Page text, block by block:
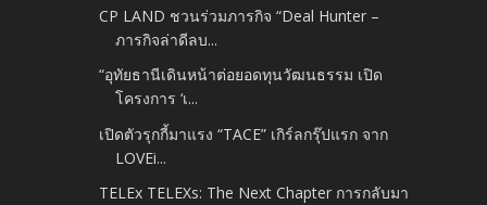
CP LAND ชวนร่วมภารกิจ “Deal Hunter –
ภารกิจล่าดีลบ...
“อุทัยธานีเดินหน้าต่อยอดทุนวัฒนธรรม เปิด
โครงการ ‘เ...
เปิดตัวรุกกี้มาแรง “TACE” เกิร์ลกรุ๊ปแรก จาก
LOVEi...
TELEx TELEXs: The Next Chapter การกลับมา